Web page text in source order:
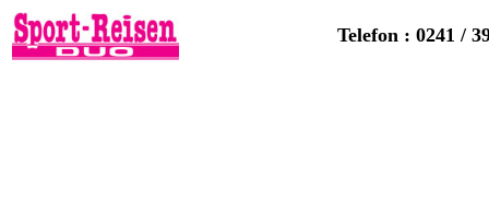
Telefon : 0241 /